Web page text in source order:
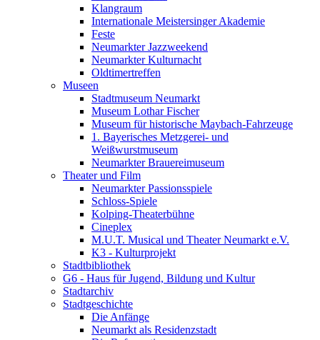
Klangraum
Internationale Meistersinger Akademie
Feste
Neumarkter Jazzweekend
Neumarkter Kulturnacht
Oldtimertreffen
Museen
Stadtmuseum Neumarkt
Museum Lothar Fischer
Museum für historische Maybach-Fahrzeuge
1. Bayerisches Metzgerei- und
Weißwurstmuseum
Neumarkter Brauereimuseum
Theater und Film
Neumarkter Passionsspiele
Schloss-Spiele
Kolping-Theaterbühne
Cineplex
M.U.T. Musical und Theater Neumarkt e.V.
K3 - Kulturprojekt
Stadtbibliothek
G6 - Haus für Jugend, Bildung und Kultur
Stadtarchiv
Stadtgeschichte
Die Anfänge
Neumarkt als Residenzstadt